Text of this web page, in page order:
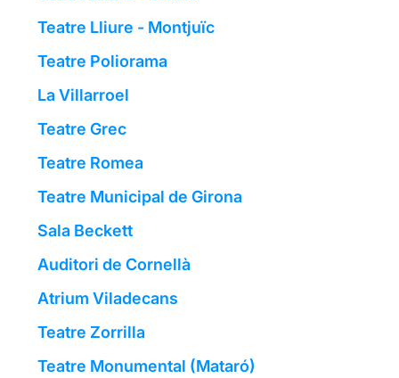
Teatre Lliure - Montjuïc
Teatre Poliorama
La Villarroel
Teatre Grec
Teatre Romea
Teatre Municipal de Girona
Sala Beckett
Auditori de Cornellà
Atrium Viladecans
Teatre Zorrilla
Teatre Monumental (Mataró)